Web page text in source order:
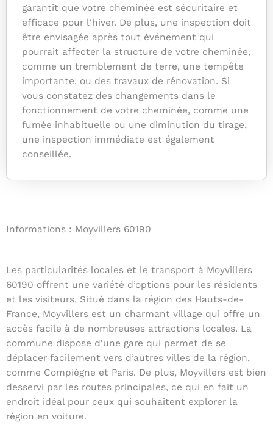
garantit que votre cheminée est sécuritaire et
efficace pour l'hiver. De plus, une inspection doit
être envisagée après tout événement qui
pourrait affecter la structure de votre cheminée,
comme un tremblement de terre, une tempête
importante, ou des travaux de rénovation. Si
vous constatez des changements dans le
fonctionnement de votre cheminée, comme une
fumée inhabituelle ou une diminution du tirage,
une inspection immédiate est également
conseillée.
Informations : Moyvillers 60190
Les particularités locales et le transport à Moyvillers
60190 offrent une variété d’options pour les résidents
et les visiteurs. Situé dans la région des Hauts-de-
France, Moyvillers est un charmant village qui offre un
accès facile à de nombreuses attractions locales. La
commune dispose d’une gare qui permet de se
déplacer facilement vers d’autres villes de la région,
comme Compiègne et Paris. De plus, Moyvillers est bien
desservi par les routes principales, ce qui en fait un
endroit idéal pour ceux qui souhaitent explorer la
région en voiture.